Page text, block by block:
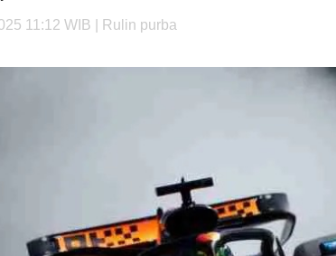
11:12 WIB | Rulin purba